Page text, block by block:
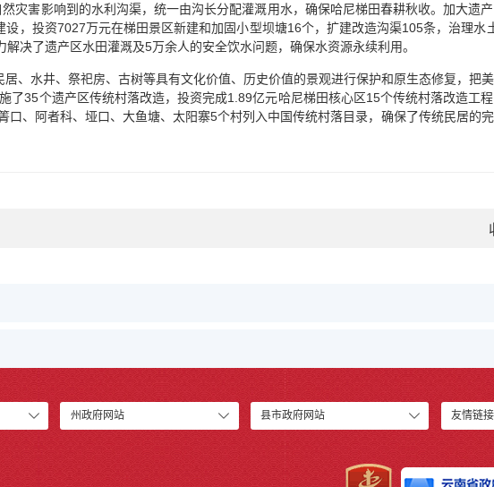
灾害影响到的水利沟渠，统一由沟长分配灌溉用水，确保哈尼梯田春耕秋收。加大遗
，投资7027万元在梯田景区新建和加固小型坝塘16个，扩建改造沟渠105条，治理水
决了遗产区水田灌溉及5万余人的安全饮水问题，确保水资源永续利用。
、水井、祭祀房、古树等具有文化价值、历史价值的景观进行保护和原生态修复，把
了35个遗产区传统村落改造，投资完成1.89亿元哈尼梯田核心区15个传统村落改造工
、阿者科、垭口、大鱼塘、太阳寨5个村列入中国传统村落目录，确保了传统民居的
州政府网站 县市政府网站 友情链接